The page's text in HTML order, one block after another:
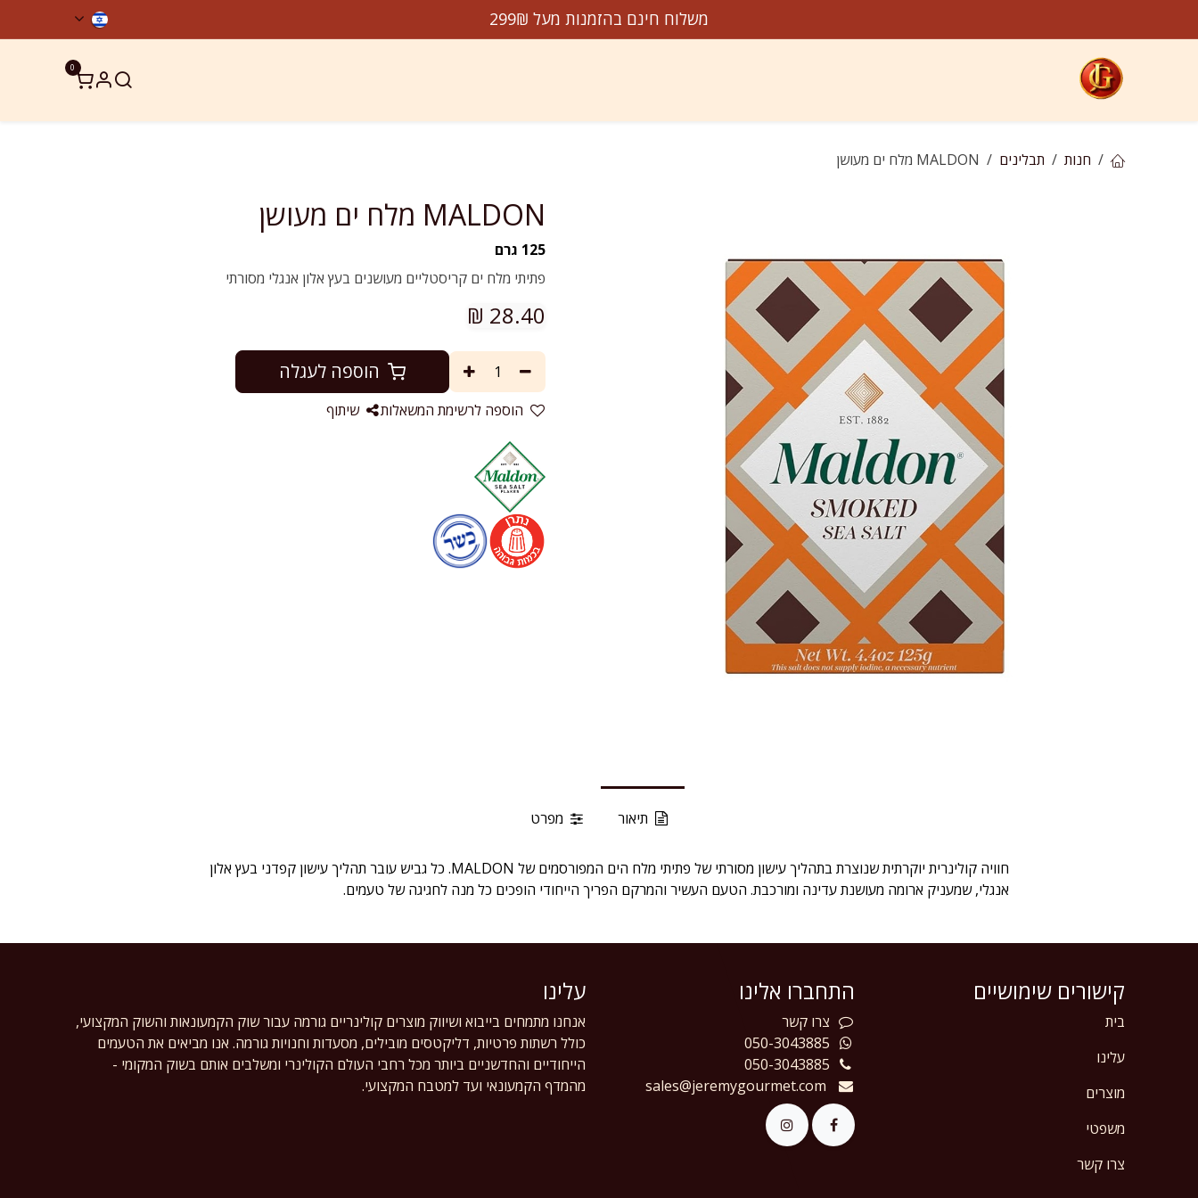
משלוח חינם בהזמנות מעל 299₪
0
חנות תבלינים MALDON מלח ים מעושן
MALDON מלח ים מעושן
125 גרם
פתיתי מלח ים קריסטליים מעושנים בעץ אלון אנגלי מסורתי
28.40
₪
הוספה לעגלה
הוספה לרשימת המשאלות שיתוף
תיאור מפרט
חוויה קולינרית יוקרתית שנוצרת בתהליך עישון מסורתי של פתיתי מלח הים המפורסמים של MALDON. כל גביש עובר תהליך עישון קפדני בעץ אלון
אנגלי, שמעניק ארומה מעושנת עדינה ומורכבת. הטעם העשיר והמרקם הפריך הייחודי הופכים כל מנה לחגיגה של טעמים.
קישורים שימושיים
בית
עלינו
מוצרים
משפטי
צרו קשר
התחברו אלינו
צרו קשר
050-3043885
050-3043885
sales@jeremygourmet.com
עלינו
אנחנו מתמחים בייבוא ושיווק מוצרים קולינריים גורמה עבור שוק הקמעונאות והשוק המקצועי,
כולל רשתות פרטיות, דליקטסים מובילים, מסעדות וחנויות גורמה. אנו מביאים את הטעמים
הייחודיים והחדשניים ביותר מכל רחבי העולם הקולינרי ומשלבים אותם בשוק המקומי -
מהמדף הקמעונאי ועד למטבח המקצועי.